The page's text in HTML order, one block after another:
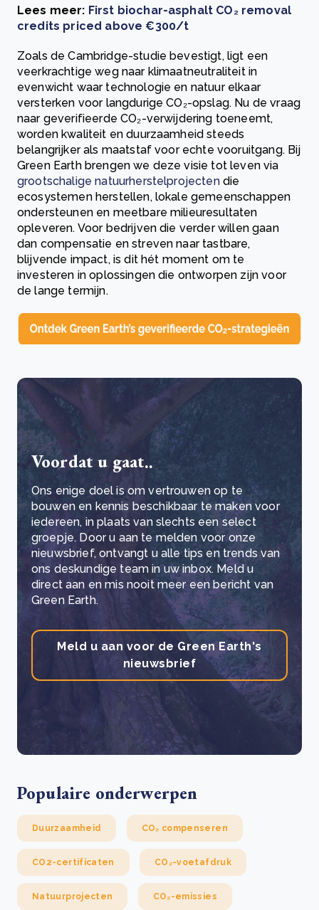
Lees meer: First biochar-asphalt CO₂ removal
credits priced above €300/t
Zoals de Cambridge-studie bevestigt, ligt een
veerkrachtige weg naar klimaatneutraliteit in
evenwicht waar technologie en natuur elkaar
versterken voor langdurige CO₂-opslag. Nu de vraag
naar geverifieerde CO₂-verwijdering toeneemt,
worden kwaliteit en duurzaamheid steeds
belangrijker als maatstaf voor echte vooruitgang. Bij
Green Earth brengen we deze visie tot leven via
grootschalige natuurherstelprojectendie
ecosystemen herstellen, lokale gemeenschappen
ondersteunen en meetbare milieuresultaten
opleveren. Voor bedrijven die verder willen gaan
dan compensatie en streven naar tastbare,
blijvende impact, is dit hét moment om te
investeren in oplossingen die ontworpen zijn voor
de lange termijn.
Voordat u gaat..
Ons enige doel is om vertrouwen op te
bouwen en kennis beschikbaar te maken voor
iedereen, in plaats van slechts een select
groepje. Door u aan te melden voor onze
nieuwsbrief, ontvangt u alle tips en trends van
ons deskundige team in uw inbox. Meld u
direct aan en mis nooit meer een bericht van
Green Earth.
Meld u aan voor de Green Earth's
nieuwsbrief
Populaire onderwerpen
Duurzaamheid CO₂ compenseren
CO2-certificaten CO₂-voetafdruk
Natuurprojecten CO₂-emissies